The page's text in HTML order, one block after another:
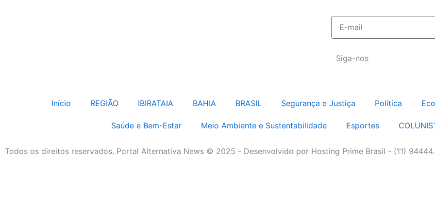
Siga-nos
Início REGIÃO IBIRATAIA BAHIA BRASIL Segurança e Justiça Política
Saúde e Bem-Estar Meio Ambiente e Sustentabilidade Esportes
Todos os direitos reservados. Portal Alternativa News © 2025 - Desenvolvido por Hosting Prime Brasil - (11)